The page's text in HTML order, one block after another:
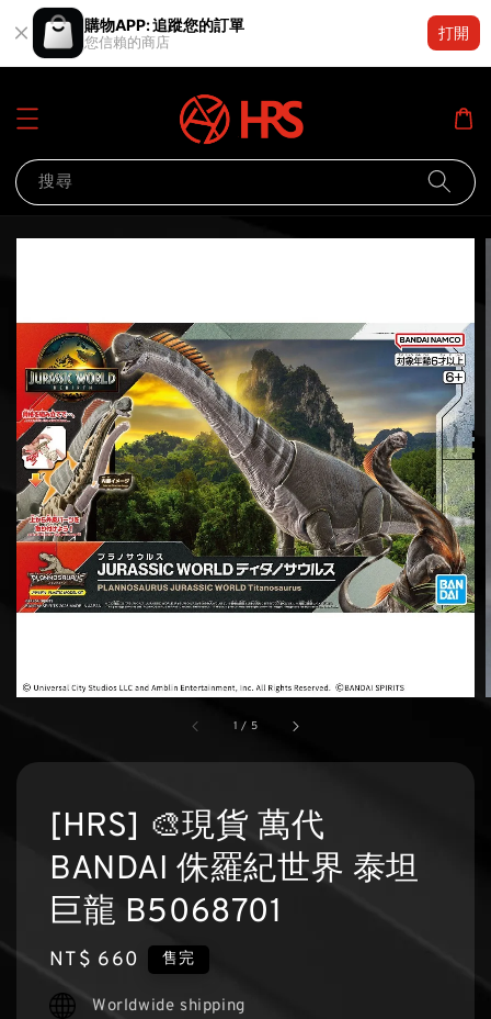
購物APP: 追蹤您的訂單
您信賴的商店
打開
搜尋
1 / 5
[HRS] 🎨現貨 萬代
BANDAI 侏羅紀世界 泰坦
巨龍 B5068701
Regular
price
NT$ 660 售完
Worldwide shipping